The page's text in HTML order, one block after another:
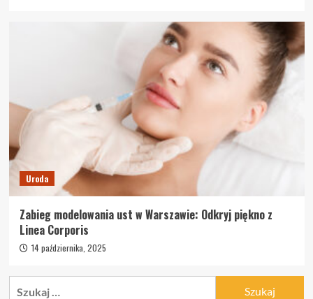
Uroda
Zabieg modelowania ust w Warszawie: Odkryj piękno z
Linea Corporis
14 października, 2025